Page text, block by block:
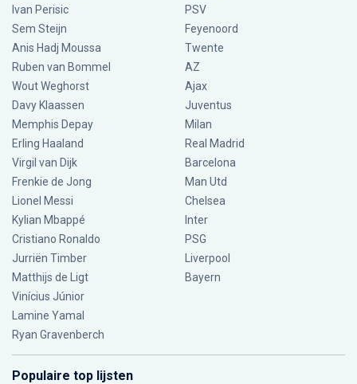
Ivan Perisic
Sem Steijn
Anis Hadj Moussa
Ruben van Bommel
Wout Weghorst
Davy Klaassen
Memphis Depay
Erling Haaland
Virgil van Dijk
Frenkie de Jong
Lionel Messi
Kylian Mbappé
Cristiano Ronaldo
Jurriën Timber
Matthijs de Ligt
Vinícius Júnior
Lamine Yamal
Ryan Gravenberch
PSV
Feyenoord
Twente
AZ
Ajax
Juventus
Milan
Real Madrid
Barcelona
Man Utd
Chelsea
Inter
PSG
Liverpool
Bayern
Populaire top lijsten